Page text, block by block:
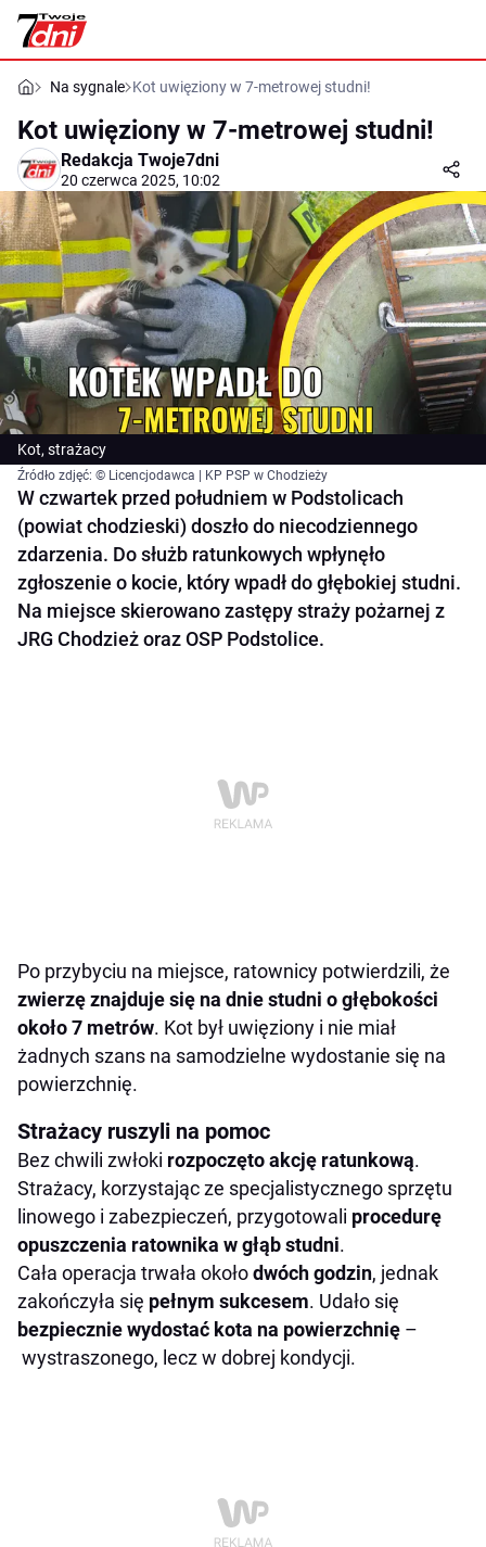
Na sygnale Kot uwięziony w 7-metrowej studni!
Kot uwięziony w 7-metrowej studni!
Redakcja Twoje7dni
20 czerwca 2025, 10:02
Kot, strażacy
Źródło zdjęć: © Licencjodawca | KP PSP w Chodzieży
W czwartek przed południem w Podstolicach
(powiat chodzieski) doszło do niecodziennego
zdarzenia. Do służb ratunkowych wpłynęło
zgłoszenie o kocie, który wpadł do głębokiej studni.
Na miejsce skierowano zastępy straży pożarnej z
JRG Chodzież oraz OSP Podstolice.
Po przybyciu na miejsce, ratownicy potwierdzili, że
zwierzę znajduje się na dnie studni o głębokości
około 7 metrów. Kot był uwięziony i nie miał
żadnych szans na samodzielne wydostanie się na
powierzchnię.
Strażacy ruszyli na pomoc
Bez chwili zwłoki rozpoczęto akcję ratunkową.
Strażacy, korzystając ze specjalistycznego sprzętu
linowego i zabezpieczeń, przygotowali procedurę
opuszczenia ratownika w głąb studni.
Cała operacja trwała okołodwóch godzin, jednak
zakończyła się pełnym sukcesem. Udało się
bezpiecznie wydostać kota na powierzchnię –
wystraszonego, lecz w dobrej kondycji.